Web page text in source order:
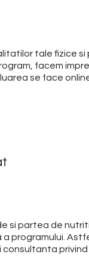
tale fizice si
facem
se face
si partea de
programului.